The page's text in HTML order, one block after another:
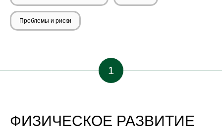
Проблемы и риски
1
ФИЗИЧЕСКОЕ РАЗВИТИЕ